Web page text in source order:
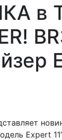
в
Expert